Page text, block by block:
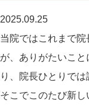
2025.09.25
当院ではこれまで
が、ありがたいこ
り、院長ひとりで
そこでこのたび新